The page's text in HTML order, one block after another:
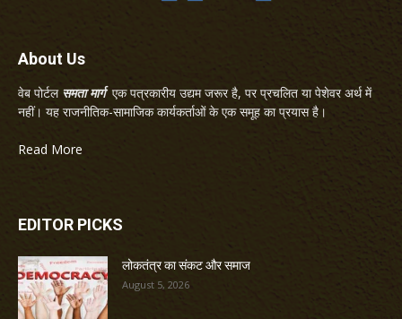
About Us
वेब पोर्टल समता मार्गएक पत्रकारीय उद्यम जरूर है, पर प्रचलित या पेशेवर अर्थ में
नहीं। यह राजनीतिक-सामाजिक कार्यकर्ताओं के एक समूह का प्रयास है।
Read More
EDITOR PICKS
लोकतंत्र का संकट और समाज
August 5, 2026